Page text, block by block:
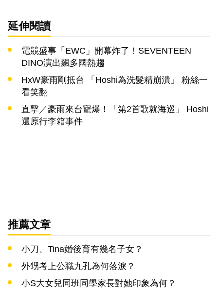
延伸閱讀
電競盛事「EWC」開幕炸了！SEVENTEEN
DINO演出飆多國熱趨
HxW豪雨剛抵台 「Hoshi為洗髮精崩潰」 粉絲一
看笑翻
直擊／豪雨來台寵爆！「第2首歌就海巡」 Hoshi
還原行李箱事件
推薦文章
小刀、Tina婚後育有幾名子女？
外甥考上公職九孔為何落淚？
小S大女兒同班同學家長對她印象為何？